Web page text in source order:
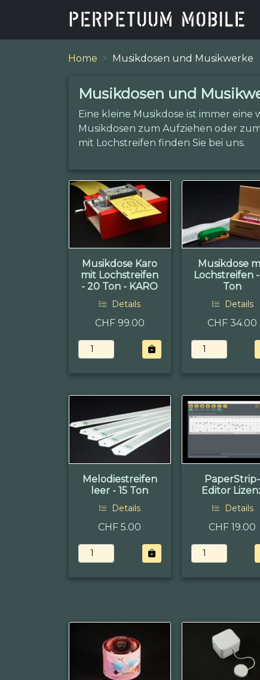
Home Musikdosen und Musikwerke
Musikdosen und
Eine kleine Musikdose ist immer
Musikdosen zum Aufziehen oder
mit Lochstreifen finden Sie bei uns.
Musikdose Karo
mit Lochstreifen
- 20 Ton - KARO
Details
CHF 99.00
Musikdose
Lochstreifen -
Ton
Details
CHF 34.00
Melodiestreifen
leer - 15 Ton
Details
CHF 5.00
PaperStrip-
Editor
Details
CHF 19.00